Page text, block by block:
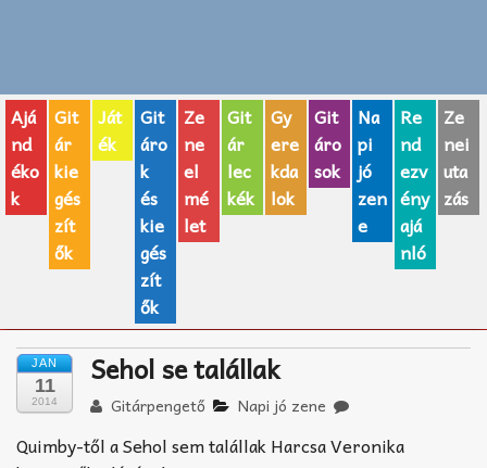
AJÁNDÉK ÖTLETEK
Vicces
GITÁR MÁRKÁK
TOP100 nóta
Zeneiskolák
Zeneszerzés alapjai
Ajá
nd
éko
k
Git
ár
kie
gés
zít
ők
Ját
ék
Git
áro
k
és
kie
gés
zít
ők
Ze
ne
el
mé
let
Git
ár
lec
kék
Gy
ere
kda
lok
Git
áro
sok
Na
pi
jó
zen
e
Re
nd
ezv
ény
ajá
nló
Ze
nei
uta
zás
JAN
11
2014
Sehol se talállak
Gitárpengető Napi jó zene
Quimby-től a Sehol sem talállak Harcsa Veronika